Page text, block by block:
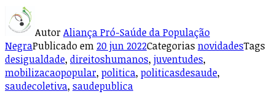
AutorAliança Pró-Saúde da População
NegraPublicado em 20 jun 2022Categorias novidadesTags
desigualdade, direitoshumanos, juventudes,
mobilizacaopopular, politica, politicasdesaude,
saudecoletiva, saudepublica